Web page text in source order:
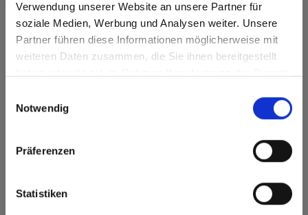
Verwendung unserer Website an unsere Partner für
soziale Medien, Werbung und Analysen weiter. Unsere
Partner führen diese Informationen möglicherweise mit
weiteren Daten zusammen, die Sie ihnen bereitgestellt
Notwendig
Präferenzen
Statistiken
sr.modal is not closeable
Are you based in the Verenigde
Staten?
rest of the world!
Heeft u vragen?
Contactformulier